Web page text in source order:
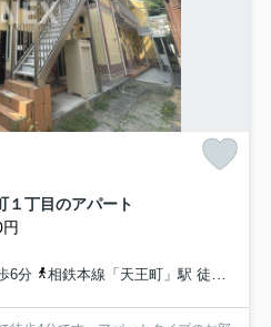
１丁目のアパート
6分
相鉄本線「天王町」駅 徒歩17分